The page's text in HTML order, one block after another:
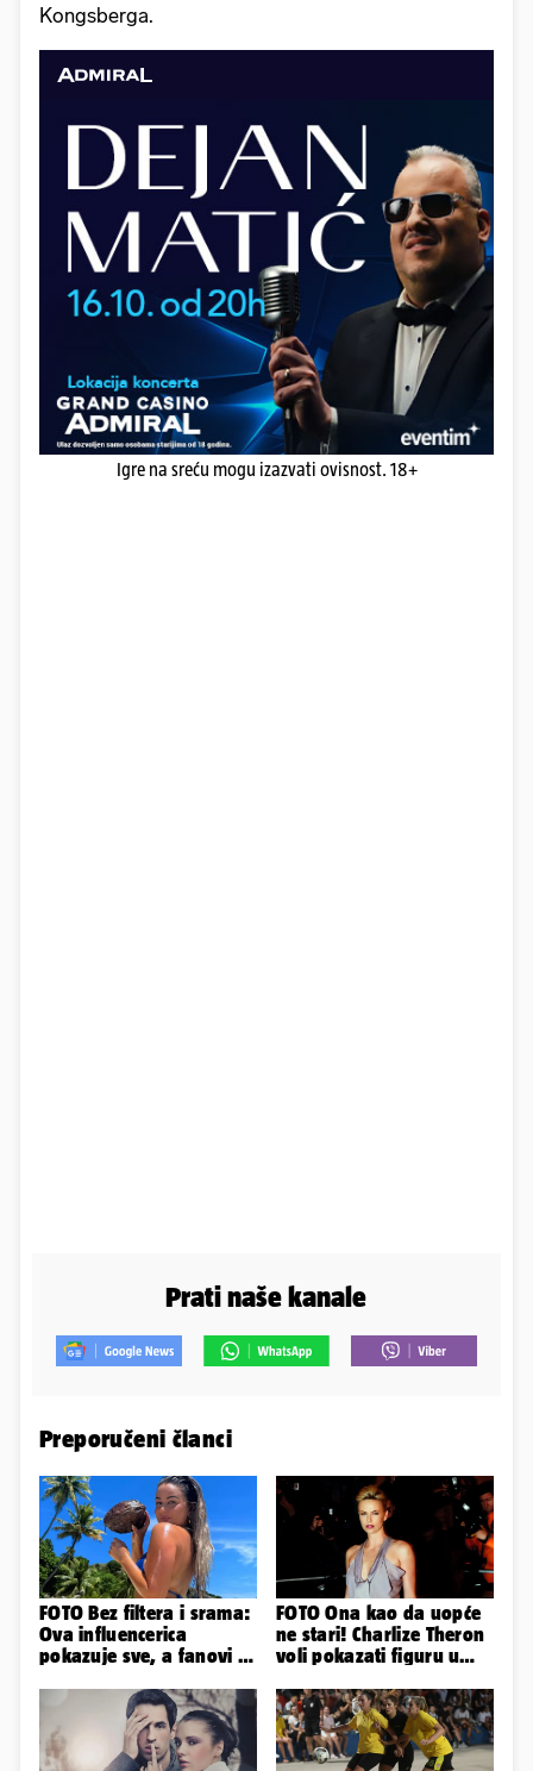
Kongsberga.
Igre na sreću mogu izazvati ovisnost. 18+
Prati naše kanale
Preporučeni članci
FOTO Bez filtera i srama:
Ova influencerica
pokazuje sve, a fanovi je
FOTO Ona kao da uopće
ne stari! Charlize Theron
voli pokazati figuru u